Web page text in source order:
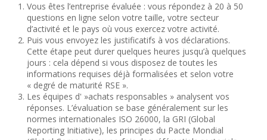
Vous êtes l’entreprise évaluée : vous répondez à 20 à 50
questions en ligne selon votre taille, votre secteur
d’activité et le pays où vous exercez votre activité.
Puis vous envoyez les justificatifs à vos déclarations.
Cette étape peut durer quelques heures jusqu’à quelques
jours : cela dépend si vous disposez de toutes les
informations requises déjà formalisées et selon votre
« degré de maturité RSE ».
Les équipes d' »achats responsables » analysent vos
réponses. L’évaluation se base généralement sur les
normes internationales ISO 26000, la GRI (Global
Reporting Initiative), les principes du Pacte Mondial